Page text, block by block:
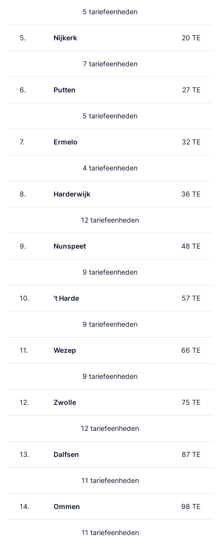
5 tariefeenheden
5. Nijkerk 20 TE
7 tariefeenheden
6. Putten 27 TE
5 tariefeenheden
7. Ermelo 32 TE
4 tariefeenheden
8. Harderwijk 36 TE
12 tariefeenheden
9. Nunspeet 48 TE
9 tariefeenheden
10. 't Harde 57 TE
9 tariefeenheden
11. Wezep 66 TE
9 tariefeenheden
12. Zwolle 75 TE
12 tariefeenheden
13. Dalfsen 87 TE
11 tariefeenheden
14. Ommen 98 TE
11 tariefeenheden